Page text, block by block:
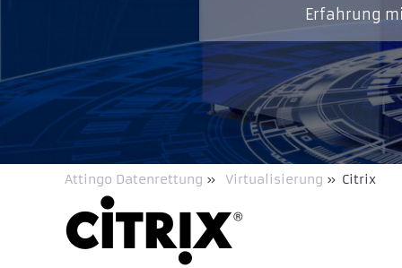
Erfahrung
Attingo Datenrettung » Virtualisierung » Citrix